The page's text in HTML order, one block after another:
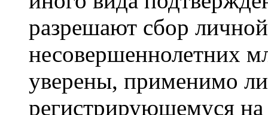
разрешают сбор
несовершеннолетних
уверены, применимо
регистрирующемуся